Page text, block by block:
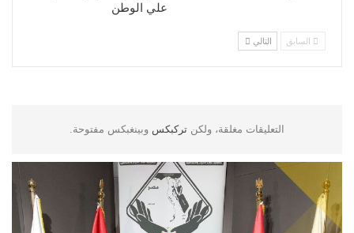
علي الوطن
السابق التالي
التعليقات مغلقة، ولكن تركبكس وبينغبكس مفتوحة.